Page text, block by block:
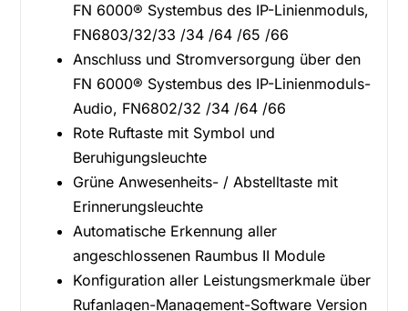
FN 6000® Systembus des IP-Linienmoduls,
FN6803/32/33 /34 /64 /65 /66
Anschluss und Stromversorgung über den
FN 6000® Systembus des IP-Linienmoduls-
Audio, FN6802/32 /34 /64 /66
Rote Ruftaste mit Symbol und
Beruhigungsleuchte
Grüne Anwesenheits- / Abstelltaste mit
Erinnerungsleuchte
Automatische Erkennung aller
angeschlossenen Raumbus II Module
Konfiguration aller Leistungsmerkmale über
Rufanlagen-Management-Software Version